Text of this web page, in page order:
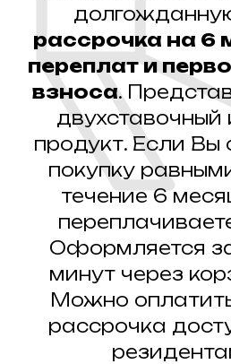
рассрочка на 6
переплат и
взноса.
двухставочный
продукт. Если Вы
покупку
течение 6
Оформляется
минут через
Можно
рассрочка